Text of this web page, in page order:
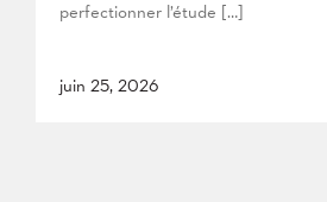
perfectionner l’étude […]
juin 25, 2026